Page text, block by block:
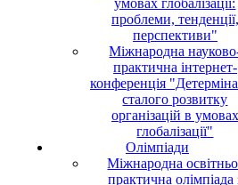
умовах глобалізації:
проблеми, тенденції,
перспективи"
Міжнародна
практична інтернет-
конференція
сталого розвитку
організацій в умовах
глобалізації"
Олімпіади
Міжнародна
практична олімпіада